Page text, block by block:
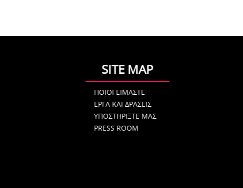
SITE MAP
ΠΟΙΟΙ ΕΙΜΑΣΤΕ
ΕΡΓΑ ΚΑΙ ΔΡΑΣΕΙΣ
ΥΠΟΣΤΗΡΙΞΤΕ ΜΑΣ
PRESS ROOM